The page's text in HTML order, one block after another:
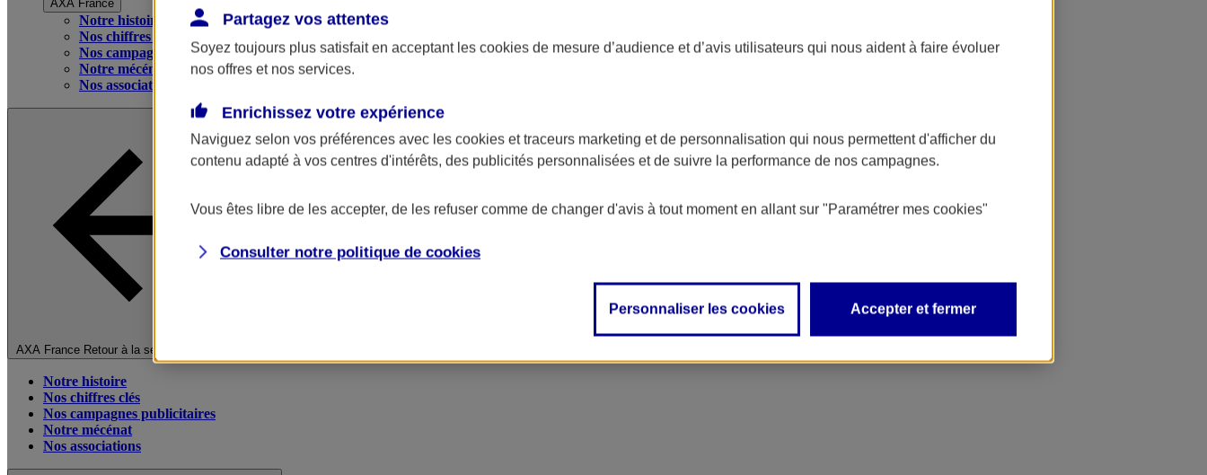
AXA France
Notre histoire
Nos chiffres clés
Nos campagnes publicitaires
Notre mécénat
Nos associations
AXA France Retour à la section précédente
Notre histoire
Nos chiffres clés
Nos campagnes publicitaires
Notre mécénat
Nos associations
Partagez vos attentes
Soyez toujours plus satisfait en acceptant les cookies de mesure d’audience et d’avis utilisateurs qui nous aident à faire évoluer
nos offres et nos services.
Enrichissez votre expérience
Naviguez selon vos préférences avec les cookies et traceurs marketing et de personnalisation qui nous permettent d'afficher du
contenu adapté à vos centres d'intérêts, des publicités personnalisées et de suivre la performance de nos campagnes.
Vous êtes libre de les accepter, de les refuser comme de changer d'avis à tout moment en allant sur "Paramétrer mes cookies"
Consulter notre politique de cookies
Personnaliser les cookies Accepter et fermer